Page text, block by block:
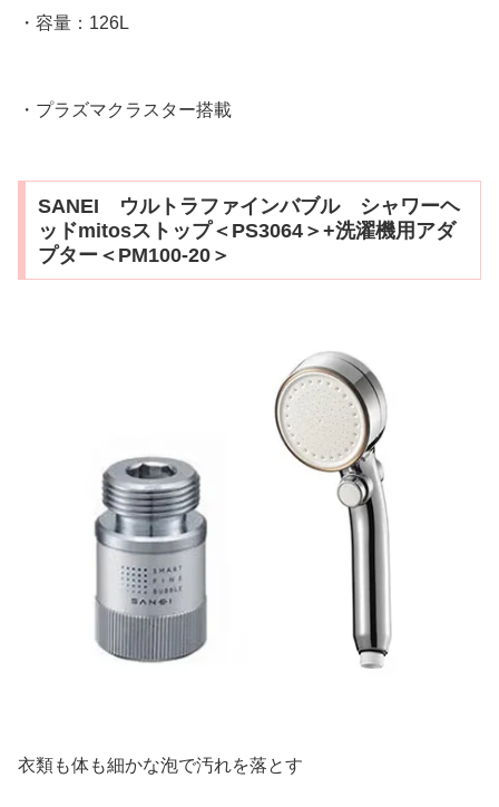
・容量：126L
・プラズマクラスター搭載
SANEI ウルトラファインバブル シャワーヘ
ッドmitosストップ＜PS3064＞+洗濯機用アダ
プター＜PM100-20＞
衣類も体も細かな泡で汚れを落とす